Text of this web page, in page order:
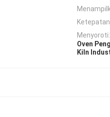
Menyoroti:
Oven
Kiln